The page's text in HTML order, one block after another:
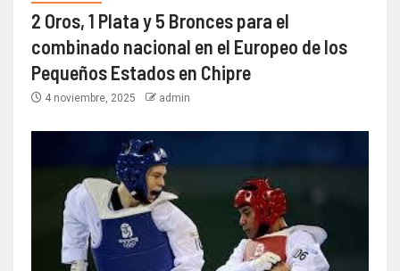
2 Oros, 1 Plata y 5 Bronces para el
combinado nacional en el Europeo de los
Pequeños Estados en Chipre
4 noviembre, 2025 admin